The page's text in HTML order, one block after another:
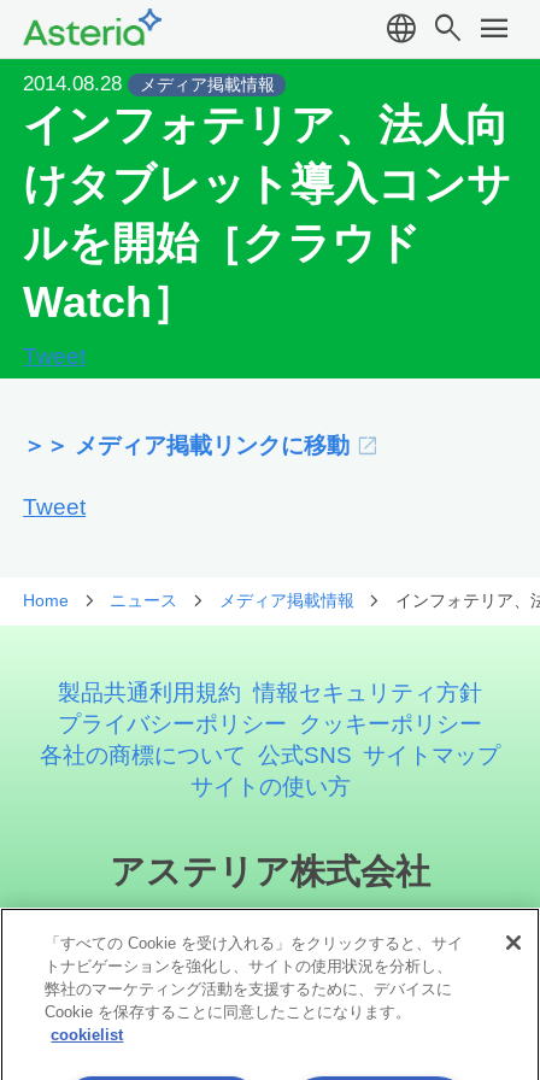
language search menu
2014.08.28 メディア掲載情報
インフォテリア、法人向
けタブレット導入コンサ
ルを開始［クラウド
Watch］
Tweet
＞＞ メディア掲載リンクに移動
Tweet
Home ニュース メディア掲載情報 インフォテリア、
製品共通利用規約 情報セキュリティ方針
プライバシーポリシー
クッキーポリシー
各社の商標について 公式SNS サイトマップ
サイトの使い方
アステリア株式会社
「すべての Cookie を受け入れる」をクリックすると、サイ
トナビゲーションを強化し、サイトの使用状況を分析し、
弊社のマーケティング活動を支援するために、デバイスに
Cookie を保存することに同意したことになります。
cookielist